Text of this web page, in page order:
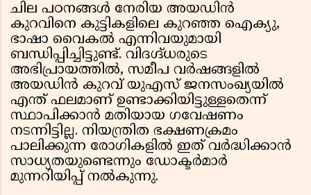
ചില പഠനങ്ങൾ നേരിയ അയഡിൻ
കുറവിനെ കുട്ടികളിലെ കുറഞ്ഞ ഐക്യു,
ഭാഷാ വൈകൽ എന്നിവയുമായി
ബന്ധിപ്പിച്ചിട്ടുണ്ട്. വിദഗ്ദ്ധരുടെ
അഭിപ്രായത്തിൽ, സമീപ വർഷങ്ങളിൽ
അയഡിൻ കുറവ് യുഎസ് ജനസംഖ്യയിൽ
എന്ത് ഫലമാണ് ഉണ്ടാക്കിയിട്ടുള്ളതെന്ന്
സ്ഥാപിക്കാൻ മതിയായ ഗവേഷണം
നടന്നിട്ടില്ല. നിയന്ത്രിത ഭക്ഷണക്രമം
പാലിക്കുന്ന രോഗികളിൽ ഇത് വർദ്ധിക്കാൻ
സാധ്യതയുണ്ടെന്നും ഡോക്ടർമാർ
മുന്നറിയിപ്പ് നൽകുന്നു.